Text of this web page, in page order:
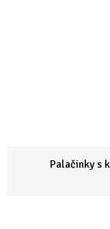
Palačinky s